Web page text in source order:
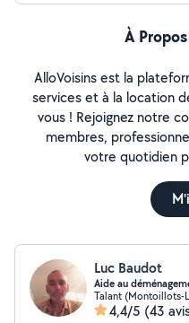
À
AlloVoisins est la
services et à la location
vous ! Rejoignez notre
membres,
votre quotidien
Luc Baudot
Aide au
Talant (Montoillots-
4,4/5 (43